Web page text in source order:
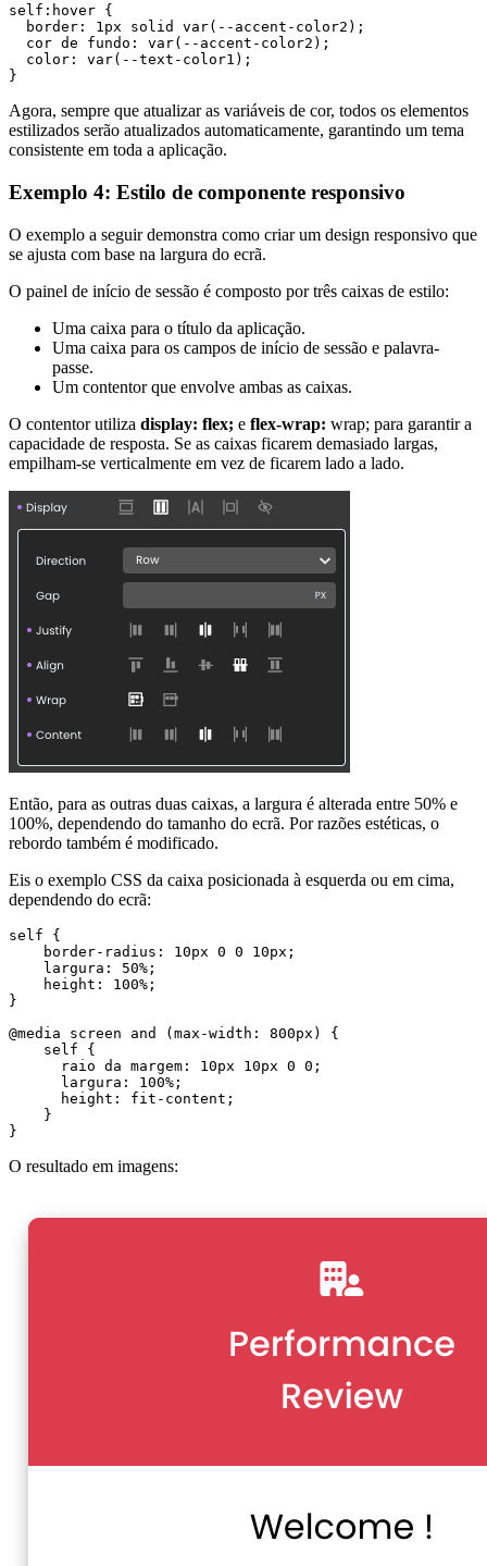
self:hover {
  border: 1px solid var(--accent-color2);
  cor de fundo: var(--accent-color2);
  color: var(--text-color1);
Agora, sempre que atualizar as variáveis de cor, todos os elementos
estilizados serão atualizados automaticamente, garantindo um tema
consistente em toda a aplicação.
Exemplo 4: Estilo de componente responsivo
O exemplo a seguir demonstra como criar um design responsivo que
se ajusta com base na largura do ecrã.
O painel de início de sessão é composto por três caixas de estilo:
Uma caixa para o título da aplicação.
Uma caixa para os campos de início de sessão e palavra-
passe.
Um contentor que envolve ambas as caixas.
O contentor utiliza display: flex; e flex-wrap: wrap; para garantir a
capacidade de resposta. Se as caixas ficarem demasiado largas,
empilham-se verticalmente em vez de ficarem lado a lado.
Então, para as outras duas caixas, a largura é alterada entre 50% e
100%, dependendo do tamanho do ecrã. Por razões estéticas, o
rebordo também é modificado.
Eis o exemplo CSS da caixa posicionada à esquerda ou em cima,
dependendo do ecrã:
self {
    border-radius: 10px 0 0 10px;
    largura: 50%;
    height: 100%;
}
@media screen and (max-width: 800px) {
    self {
      raio da margem: 10px 10px 0 0;
      largura: 100%;
      height: fit-content;
    }
O resultado em imagens: